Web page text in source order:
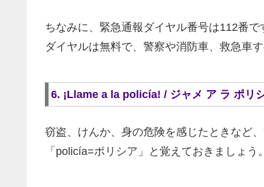
ちなみに、緊急通報ダイヤル番号は112番
ダイヤルは無料で、警察や消防車、救急車
6. ¡Llame a la policía! / ジャメ ア ラ ポリ
窃盗、けんか、身の危険を感じたときなど
「policía=ポリシア」と覚えておきましょう。